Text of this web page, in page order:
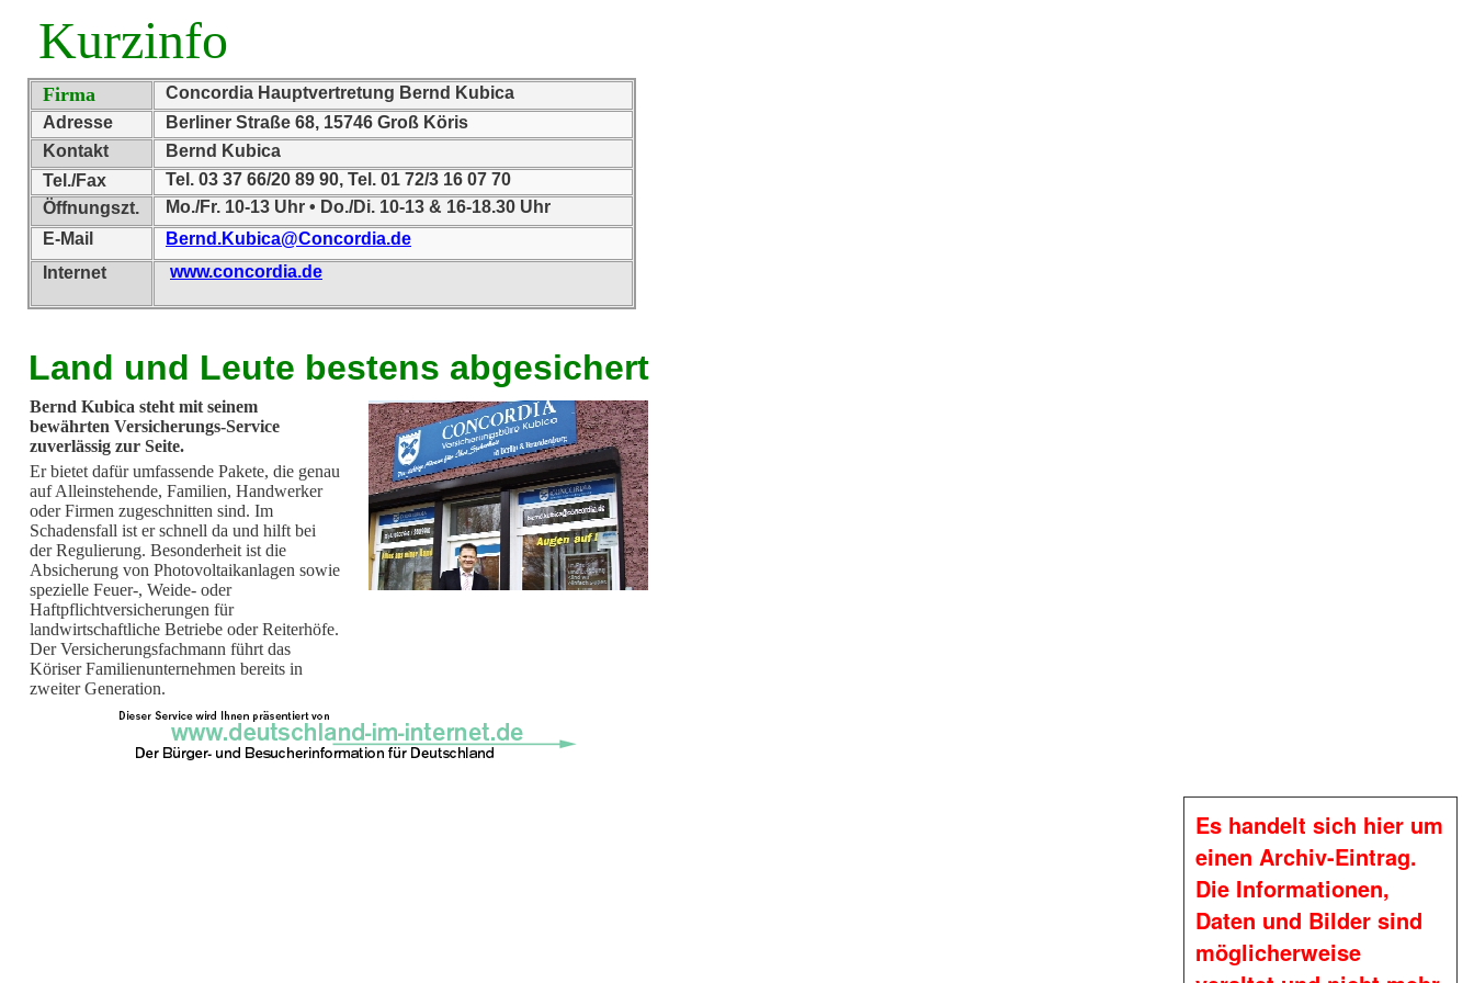
Kurzinfo
Firma
Concordia Hauptvertretung Bernd Kubica
Adresse
Berliner Straße 68, 15746 Groß Köris
Kontakt
Bernd Kubica
Tel./Fax
Tel. 03 37 66/20 89 90, Tel. 01 72/3 16 07 70
Öffnungszt.
Mo./Fr. 10-13 Uhr • Do./Di. 10-13 & 16-18.30 Uhr
E-Mail
Bernd.Kubica@Concordia.de
Internet
www.concordia.de
Land und Leute bestens abgesichert
Bernd Kubica steht mit seinem
bewährten Versicherungs-Service
zuverlässig zur Seite.
Er bietet dafür umfassende Pakete, die genau
auf Alleinstehende, Familien, Handwerker
oder Firmen zugeschnitten sind. Im
Schadensfall ist er schnell da und hilft bei
der Regulierung. Besonderheit ist die
Absicherung von Photovoltaikanlagen sowie
spezielle Feuer-, Weide- oder
Haftpflichtversicherungen für
landwirtschaftliche Betriebe oder Reiterhöfe.
Der Versicherungsfachmann führt das
Köriser Familienunternehmen bereits in
zweiter Generation.
Es handelt sich hier um
einen Archiv-Eintrag.
Die Informationen,
Daten und Bilder sind
möglicherweise